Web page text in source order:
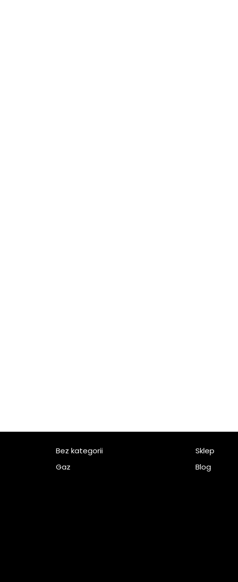
Bez kategorii
Gaz
Sklep
Blog